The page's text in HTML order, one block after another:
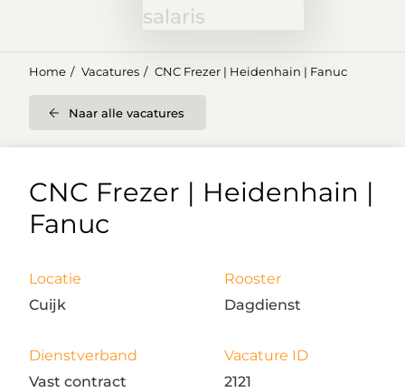
salaris
Home Vacatures CNC Frezer | Heidenhain | Fanuc
Naar alle vacatures
CNC Frezer | Heidenhain |
Fanuc
Locatie
Cuijk
Rooster
Dagdienst
Dienstverband
Vast contract
Vacature ID
2121